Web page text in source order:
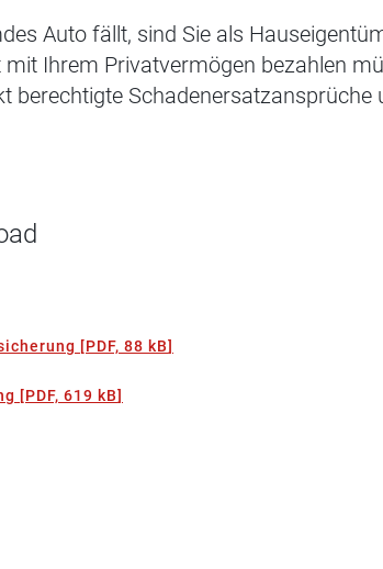
Auto fällt, sind Sie als
Ihrem Privatvermögen bezahlen
berechtigte
[PDF, 88 kB]
[PDF, 619 kB]